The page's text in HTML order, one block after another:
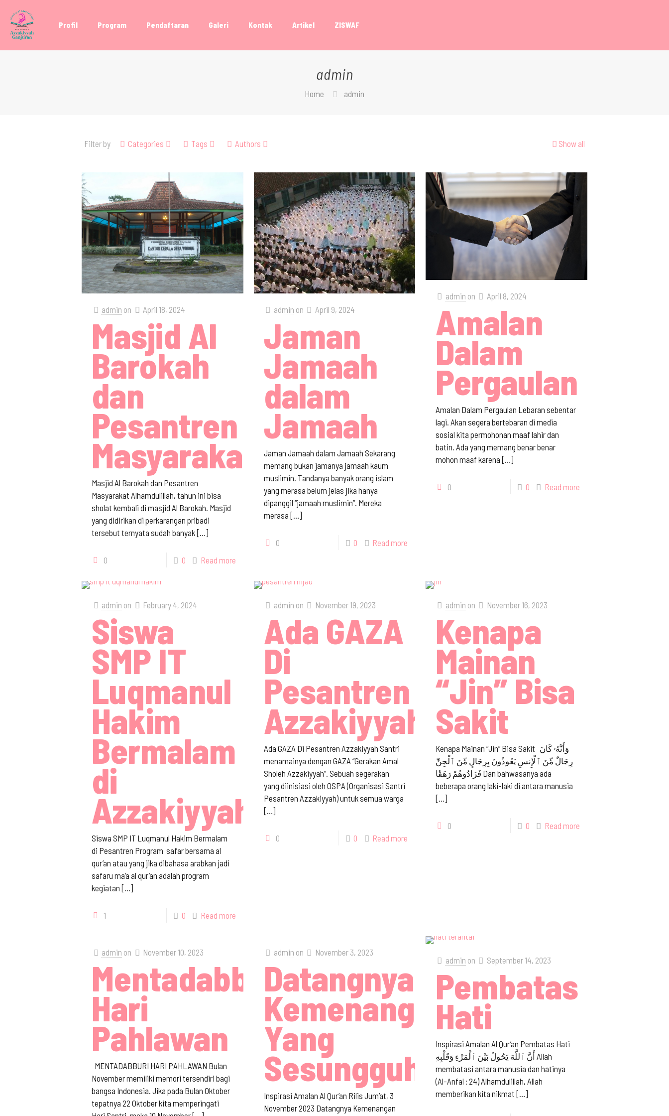
Profil Program Pendaftaran Galeri Kontak Artikel ZISWAF
admin
Home admin
Filter by Categories Tags Authors Show all
admin on April 18, 2024
Masjid Al
Barokah
dan
Pesantren
Masyarakat
Masjid Al Barokah dan Pesantren
Masyarakat Alhamdulillah, tahun ini bisa
sholat kembali di masjid Al Barokah. Masjid
yang didirikan di perkarangan pribadi
tersebut ternyata sudah banyak […]
0 0 Read more
admin on April 9, 2024
Jaman
Jamaah
dalam
Jamaah
Jaman Jamaah dalam Jamaah Sekarang
memang bukan jamanya jamaah kaum
muslimin. Tandanya banyak orang islam
yang merasa belum jelas jika hanya
dipanggil “jamaah muslimin”. Mereka
merasa […]
0 0 Read more
admin on April 8, 2024
Amalan
Dalam
Pergaulan
Amalan Dalam Pergaulan Lebaran sebentar
lagi. Akan segera bertebaran di media
sosial kita permohonan maaf lahir dan
batin. Ada yang memang benar benar
mohon maaf karena […]
0 0 Read more
admin on February 4, 2024
Siswa
SMP IT
Luqmanul
Hakim
Bermalam
di
Azzakiyyah
Siswa SMP IT Luqmanul Hakim Bermalam
di Pesantren Program safar bersama al
qur’an atau yang jika dibahasa arabkan jadi
safaru ma’a al qur’an adalah program
kegiatan […]
1 0 Read more
admin on November 19, 2023
Ada GAZA
Di
Pesantren
Azzakiyyah
Ada GAZA Di Pesantren Azzakiyyah Santri
menamainya dengan GAZA “Gerakan Amal
Sholeh Azzakiyyah”. Sebuah segerakan
yang diinisiasi oleh OSPA (Organisasi Santri
Pesantren Azzakiyyah) untuk semua warga
[…]
0 0 Read more
admin on November 16, 2023
Kenapa
Mainan
“Jin” Bisa
Sakit
Kenapa Mainan “Jin” Bisa Sakit وَأَنَّهُۥ كَانَ
رِجَالٌ مِّنَ ٱلْإِنسِ يَعُوذُونَ بِرِجَالٍ مِّنَ ٱلْجِنِّ
فَزَادُوهُمْ رَهَقًا Dan bahwasanya ada
beberapa orang laki-laki di antara manusia
[…]
0 0 Read more
admin on November 10, 2023
Mentadabburi
Hari
Pahlawan
MENTADABBURI HARI PAHLAWAN Bulan
November memiliki memori tersendiri bagi
bangsa Indonesia. Jika pada Bulan Oktober
tepatnya 22 Oktober kita memperingati
admin on November 3, 2023
Datangnya
Kemenangan
Yang
Sesungguhnya
Inspirasi Amalan Al Qur’an Rilis Jum’at, 3
November 2023 Datangnya Kemenangan
admin on September 14, 2023
Pembatas
Hati
Inspirasi Amalan Al Qur’an Pembatas Hati
أَنَّ ٱللَّهَ يَحُولُ بَيْنَ ٱلْمَرْءِ وَقَلْبِهِ Allah
membatasi antara manusia dan hatinya
(Al-Anfal : 24) Alhamdulillah, Allah
memberikan kita nikmat […]